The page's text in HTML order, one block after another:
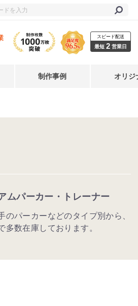
スピード配送
最短 2 営業日
制作事例 オリジ
ムパーカー・トレーナー
パーカーなどのタイプ別から、
数在庫しております。